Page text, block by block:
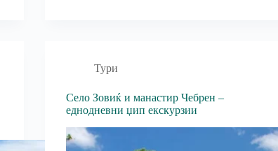
Тури
Село Зовиќ и манастир Чебрен –
еднодневни џип екскурзии